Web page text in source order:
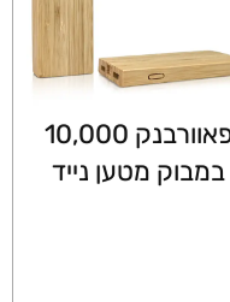
פאוורבנק 10,000
במבוק מטען נייד